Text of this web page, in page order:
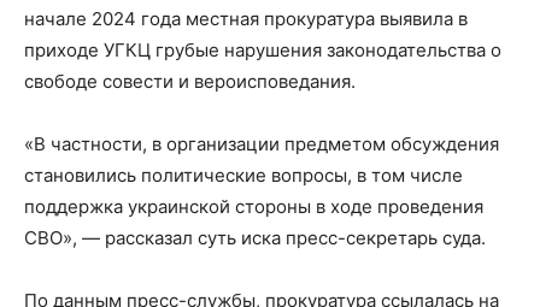
начале 2024 года местная прокуратура выявила в
приходе УГКЦ грубые нарушения законодательства о
свободе совести и вероисповедания.
«В частности, в организации предметом обсуждения
становились политические вопросы, в том числе
поддержка украинской стороны в ходе проведения
СВО», — рассказал суть иска пресс-секретарь суда.
По данным пресс-службы, прокуратура ссылалась на